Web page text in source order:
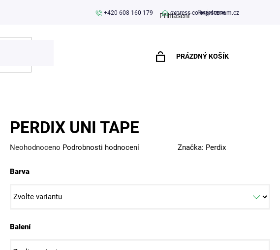
Přihlášení Registrace
+420 608 160 179 express-color@seznam.cz
PRÁZDNÝ KOŠÍK
PERDIX UNI TAPE
Průměrné
produktu
0,0
5
Neohodnoceno Podrobnosti hodnocení Značka: Perdix
Barva
Balení